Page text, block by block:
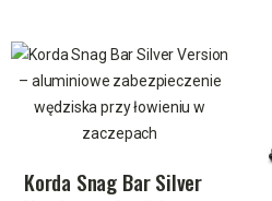
Korda Snag Bar Silver